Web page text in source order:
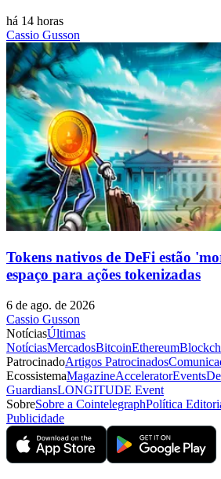
há 14 horas
Cassio Gusson
Tokens nativos de DeFi estão
espaço para ações tokenizadas
6 de ago. de 2026
Cassio Gusson
NotíciasÚltimas
NotíciasMercadosBitcoinEthereum
PatrocinadoArtigos Patrocinados
EcossistemaMagazineAcceleratorEvents
GuardiansLONGITUDE Event
SobreSobre a CointelegraphPolítica
Publicidade